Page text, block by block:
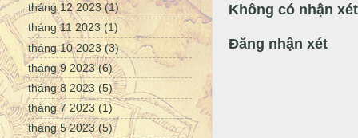
Không có nhận
Đăng nhận xét
tháng 12 2023(1)
tháng 11 2023 (1)
tháng 10 2023(3)
tháng 9 2023(6)
tháng 8 2023 (5)
tháng 7 2023 (1)
tháng 5 2023(5)